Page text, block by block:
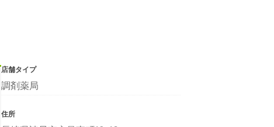
店舗タイプ
調剤薬局
住所